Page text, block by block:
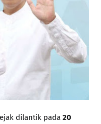
dilantik pada 20